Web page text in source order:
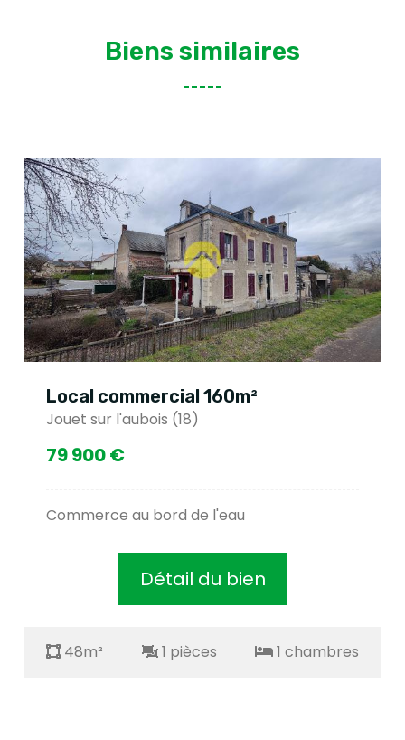
Biens similaires
Local commercial 160m²
Jouet sur l'aubois (18)
79 900 €
Commerce au bord de l'eau
Détail du bien
48m² 1 pièces 1 chambres